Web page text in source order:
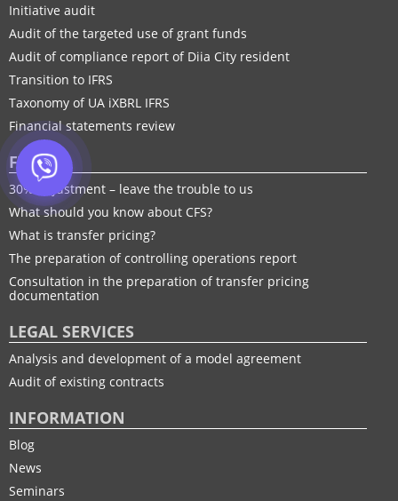
Initiative audit
Audit of the targeted use of grant funds
Audit of compliance report of Diia City resident
Transition to IFRS
Taxonomy of UA іXBRL IFRS
Financial statements review
FTP
30% adjustment – leave the trouble to us
What should you know about CFS?
What is transfer pricing?
The preparation of controlling operations report
Consultation in the preparation of transfer pricing
documentation
LEGAL SERVICES
Analysis and development of a model agreement
Audit of existing contracts
INFORMATION
Blog
News
Seminars